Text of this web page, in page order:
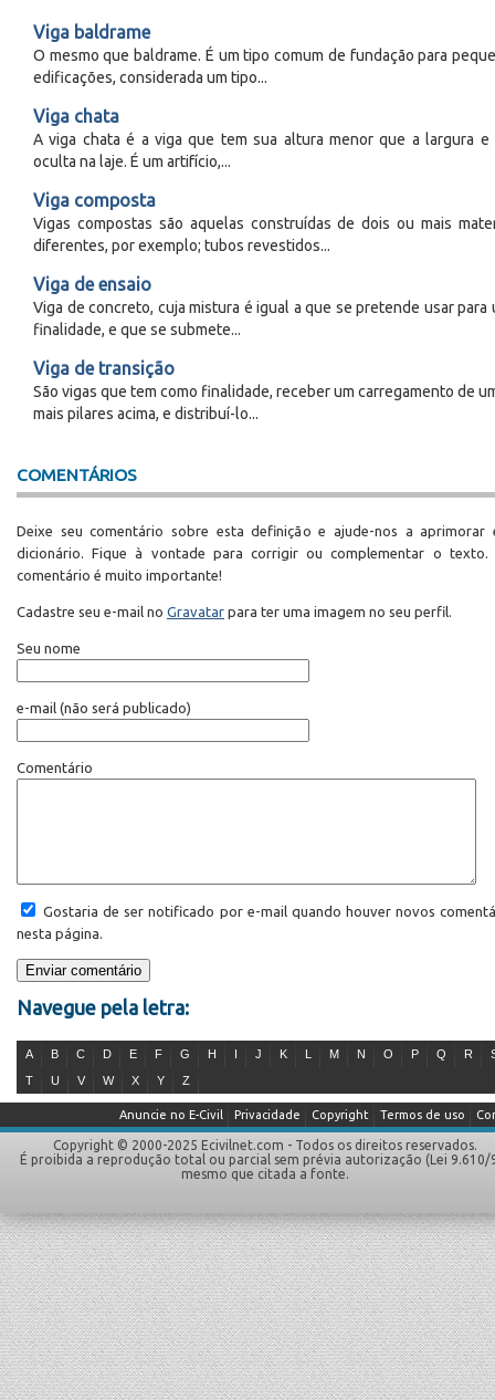
Viga baldrame
O mesmo que baldrame. É um tipo comum de fundação para
edificações, considerada um tipo...
Viga chata
A viga chata é a viga que tem sua altura menor que a largura e
oculta na laje. É um artifício,...
Viga composta
Vigas compostas são aquelas construídas de dois ou mais
diferentes, por exemplo; tubos revestidos...
Viga de ensaio
Viga de concreto, cuja mistura é igual a que se pretende usar para
finalidade, e que se submete...
Viga de transição
São vigas que tem como finalidade, receber um carregamento de
mais pilares acima, e distribuí-lo...
COMENTÁRIOS
Deixe seu comentário sobre esta definição e ajude-nos a aprimorar
dicionário. Fique à vontade para corrigir ou complementar o texto.
comentário é muito importante!
Cadastre seu e-mail no Gravatar para ter uma imagem no seu perfil.
Seu nome
e-mail (não será publicado)
Comentário
Gostaria de ser notificado por e-mail quando houver novos
nesta página.
Navegue pela letra:
A B C D E F G H I J K L M N O P Q R
T
U V W X Y Z
Termos de uso
Copyright
Privacidade
Anuncie no E-Civil
Copyright © 2000-2025 Ecivilnet.com - Todos os direitos reservados.
É proibida a reprodução total ou parcial sem prévia autorização (Lei 9.610/
mesmo que citada a fonte.